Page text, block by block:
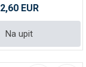
2,60 EUR
Na upit